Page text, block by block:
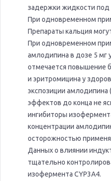
задержки жидкости
При одновременном
Препараты кальция
При одновременном
амлодипина в дозе 5 мг
отмечается повышение
и эритромицина у
экспозиции амлодипина
эффектов до конца не
ингибиторы
концентрации
осторожностью
Данных о влиянии
тщательно
изофермента CYP3A4.